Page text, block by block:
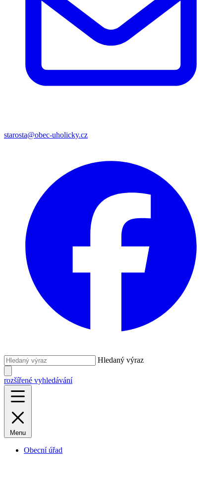
starosta@obec-uholicky.cz
Hledaný výraz
rozšířené vyhledávání
Menu
Obecní úřad